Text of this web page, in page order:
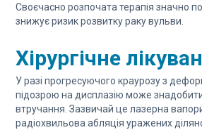
Своєчасно розпочата терапія значно
знижує ризик розвитку раку вульви.
Хірургічне
У разі прогресуючого краурозу з
підозрою на дисплазію може
втручання. Зазвичай це лазерна
радіохвильова абляція уражених